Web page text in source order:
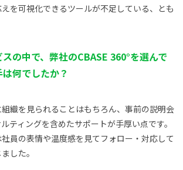
を可視化できるツールが不足している、とも
の中で、弊社のCBASE 360°を選んで
何でしたか？
織を見られることはもちろん、事前の説明会
ティングを含めたサポートが手厚い点です。
員の表情や温度感を見てフォロー・対応して
した。